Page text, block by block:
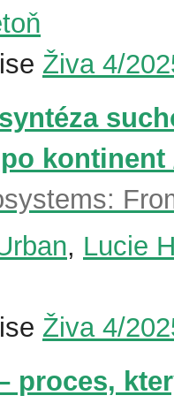
Živa 4/
, Lucie
Živa 4/
proces,